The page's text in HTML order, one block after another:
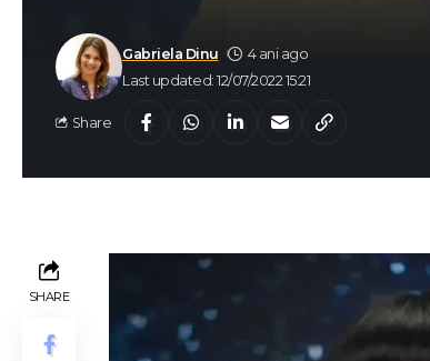
Last updated: 12/07/2022 15:21
Gabriela Dinu 4 ani ago
Share
SHARE